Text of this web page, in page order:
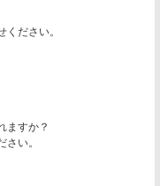
ださい。
ますか？
い。